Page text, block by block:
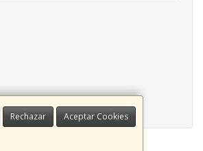
Rechazar Aceptar Cookies